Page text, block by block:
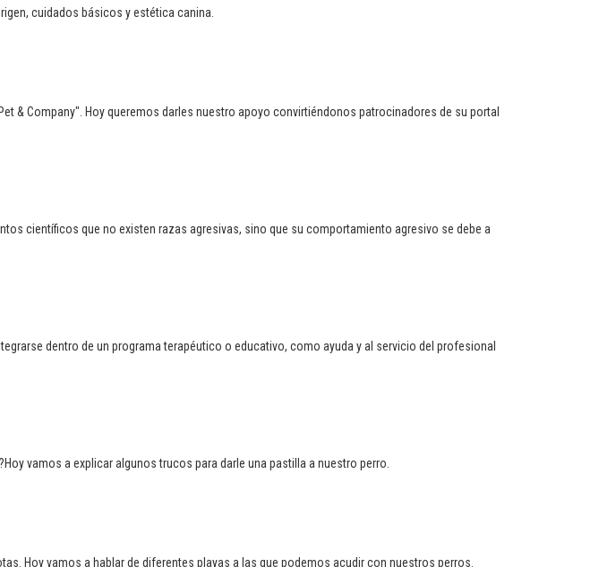
cuidados básicos y estética canina.
& Company". Hoy queremos darles nuestro apoyo convirtiéndonos patrocinadores de su portal
científicos que no existen razas agresivas, sino que su comportamiento agresivo se debe a
dentro de un programa terapéutico o educativo, como ayuda y al servicio del profesional
vamos a explicar algunos trucos para darle una pastilla a nuestro perro.
Hoy vamos a hablar de diferentes playas a las que podemos acudir con nuestros perros.